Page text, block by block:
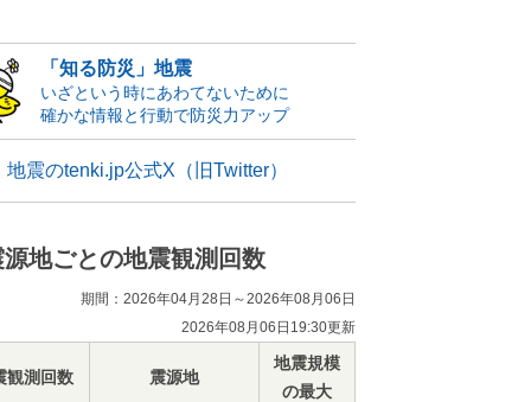
「知る防災」地震
いざという時にあわてないために
確かな情報と行動で防災力アップ
地震のtenki.jp公式X（旧Twitter）
源地ごとの地震観測回数
期間：2026年04月28日～2026年08月06日
2026年08月06日19:30更新
観測回数 震源地
地震規模
の最大